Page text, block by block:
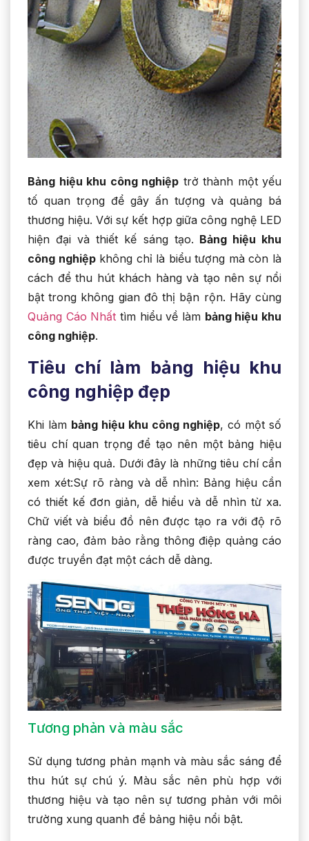
Bảng hiệu khu công nghiệp trở thành một yếu
tố quan trọng để gây ấn tượng và quảng bá
thương hiệu. Với sự kết hợp giữa công nghệ LED
hiện đại và thiết kế sáng tạo. Bảng hiệu khu
công nghiệpkhông chỉ là biểu tượng mà còn là
cách để thu hút khách hàng và tạo nên sự nổi
bật trong không gian đô thị bận rộn. Hãy cùng
Quảng Cáo Nhất tìm hiểu về làm bảng hiệu khu
công nghiệp.
Tiêu chí làm bảng hiệu khu
công nghiệp đẹp
Khi làm bảng hiệu khu công nghiệp, có một số
tiêu chí quan trọng để tạo nên một bảng hiệu
đẹp và hiệu quả. Dưới đây là những tiêu chí cần
xem xét:Sự rõ ràng và dễ nhìn: Bảng hiệu cần
có thiết kế đơn giản, dễ hiểu và dễ nhìn từ xa.
Chữ viết và biểu đồ nên được tạo ra với độ rõ
ràng cao, đảm bảo rằng thông điệp quảng cáo
được truyền đạt một cách dễ dàng.
Tương phản và màu sắc
Sử dụng tương phản mạnh và màu sắc sáng để
thu hút sự chú ý. Màu sắc nên phù hợp với
thương hiệu và tạo nên sự tương phản với môi
trường xung quanh để bảng hiệu nổi bật.